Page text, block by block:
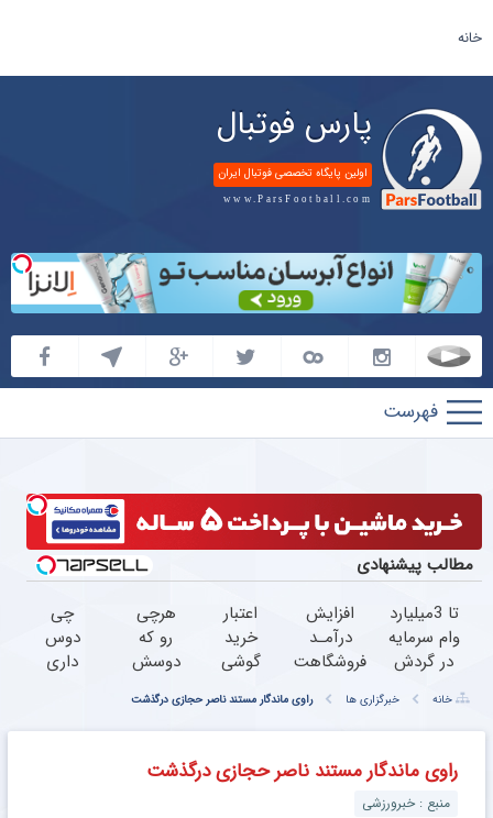
خانه
پارس فوتبال
اولین پایگاه تخصصی فوتبال ایران
www.ParsFootball.com
پارس
فوتبال
مطالب پیشنهادی
تا 3میلیارد
وام سرمایه
در گردش
=>
فروشگاهت
رو ثبت
کن
افزایش
درآمـد
فروشگاهت
کن
اعتبار
خرید
گوشی
همین
حالا
درخواست
اعتبار بده
هرچی
رو که
دوسش
داری
قسطی
بخر
خریدت
رو با
چی
دوس
داری
؟
خانه خبرگزاری ها راوی ماندگار مستند ناصر حجازی درگذشت
راوی ماندگار مستند ناصر حجازی درگذشت
منبع : خبرورزشی